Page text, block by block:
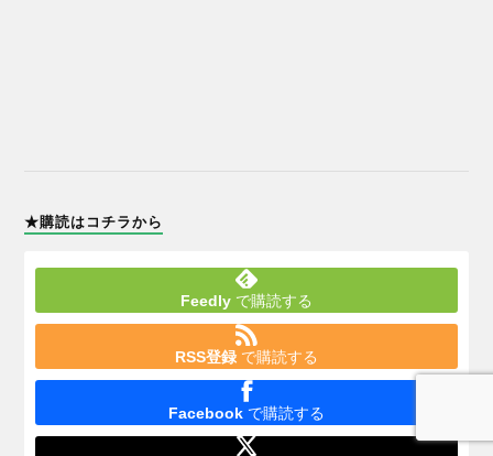
★購読はコチラから
Feedly で購読する
RSS登録 で購読する
Facebook で購読する